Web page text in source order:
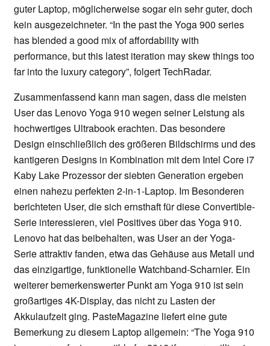
guter Laptop, möglicherweise sogar ein sehr guter, doch
kein ausgezeichneter. “In the past the Yoga 900 series
has blended a good mix of affordability with
performance, but this latest iteration may skew things too
far into the luxury category”, folgert TechRadar.
Zusammenfassend kann man sagen, dass die meisten
User das Lenovo Yoga 910 wegen seiner Leistung als
hochwertiges Ultrabook erachten. Das besondere
Design einschließlich des größeren Bildschirms und des
kantigeren Designs in Kombination mit dem Intel Core i7
Kaby Lake Prozessor der siebten Generation ergeben
einen nahezu perfekten 2-in-1-Laptop. Im Besonderen
berichteten User, die sich ernsthaft für diese Convertible-
Serie interessieren, viel Positives über das Yoga 910.
Lenovo hat das beibehalten, was User an der Yoga-
Serie attraktiv fanden, etwa das Gehäuse aus Metall und
das einzigartige, funktionelle Watchband-Scharnier. Ein
weiterer bemerkenswerter Punkt am Yoga 910 ist sein
großartiges 4K-Display, das nicht zu Lasten der
Akkulaufzeit ging. PasteMagazine liefert eine gute
Bemerkung zu diesem Laptop allgemein: “The Yoga 910